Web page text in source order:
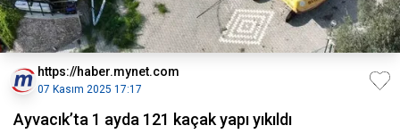
https://haber.mynet.com
07 Kasım 2025 17:17
Ayvacık’ta 1 ayda 121 kaçak yapı yıkıldı